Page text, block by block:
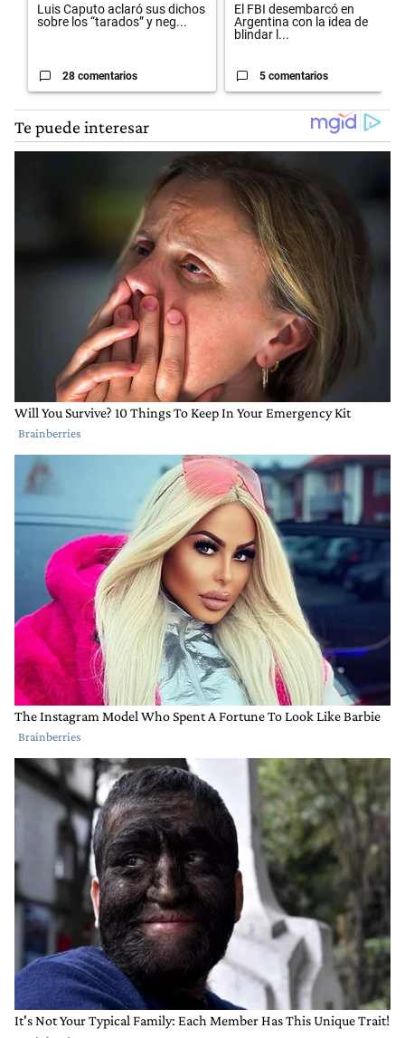
Luis Caputo aclaró sus dichos
sobre los “tarados” y neg...
28 comentarios
El FBI desembarcó en
Argentina con la idea de
blindar l...
5 comentarios